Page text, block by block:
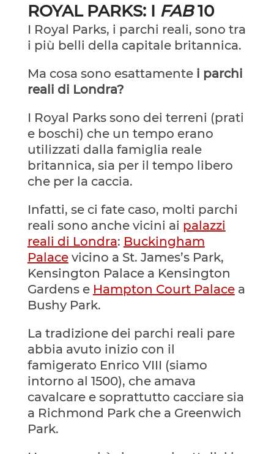
ROYAL PARKS: I FAB10
I Royal Parks, i parchi reali, sono tra
i più belli della capitale britannica.
Ma cosa sono esattamente i parchi
reali di Londra?
I Royal Parks sono dei terreni (prati
e boschi) che un tempo erano
utilizzati dalla famiglia reale
britannica, sia per il tempo libero
che per la caccia.
Infatti, se ci fate caso, molti parchi
reali sono anche vicini ai palazzi
reali di Londra: Buckingham
Palacevicino a St. James’s Park,
Kensington Palace a Kensington
Gardens e Hampton Court Palacea
Bushy Park.
La tradizione dei parchi reali pare
abbia avuto inizio con il
famigerato Enrico VIII (siamo
intorno al 1500), che amava
cavalcare e soprattutto cacciare sia
a Richmond Park che a Greenwich
Park.